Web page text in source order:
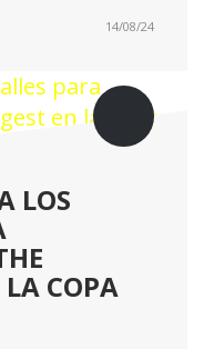
14/08/24
LOS
LA COPA